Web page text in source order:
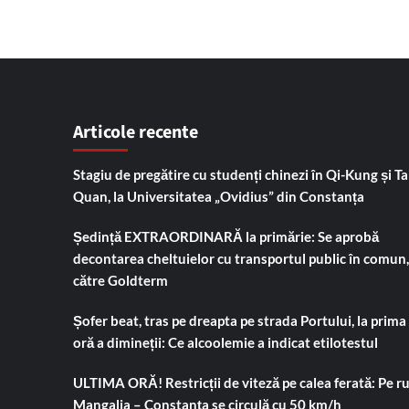
Articole recente
Stagiu de pregătire cu studenți chinezi în Qi-Kung și
Quan, la Universitatea „Ovidius” din Constanța
Ședință EXTRAORDINARĂ la primărie: Se aprobă
decontarea cheltuielor cu transportul public în comun,
către Goldterm
Șofer beat, tras pe dreapta pe strada Portului, la prima
oră a dimineții: Ce alcoolemie a indicat etilotestul
ULTIMA ORĂ! Restricții de viteză pe calea ferată: Pe
Mangalia – Constanța se circulă cu 50 km/h